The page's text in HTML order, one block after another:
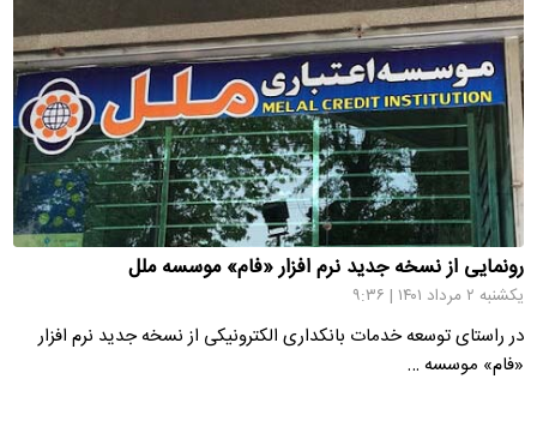
رونمایی از نسخه جدید نرم افزار «فام» موسسه ملل
یکشنبه ۲ مرداد ۱۴۰۱ | ۹:۳۶
در راستای توسعه خدمات بانکداری الکترونیکی از نسخه جدید نرم افزار
«فام» موسسه …